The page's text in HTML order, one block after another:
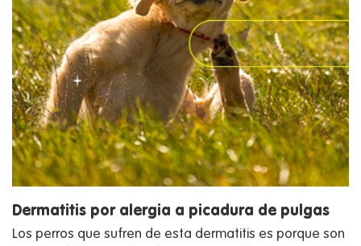
Dermatitis por alergia a picadura de pulgas
Los perros que sufren de esta dermatitis es porque son